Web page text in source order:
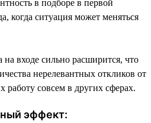
в подборе в первой
когда ситуация может меняться
на входе сильно расширится, что
нерелевантных откликов от
работу совсем в других сферах.
эффект: